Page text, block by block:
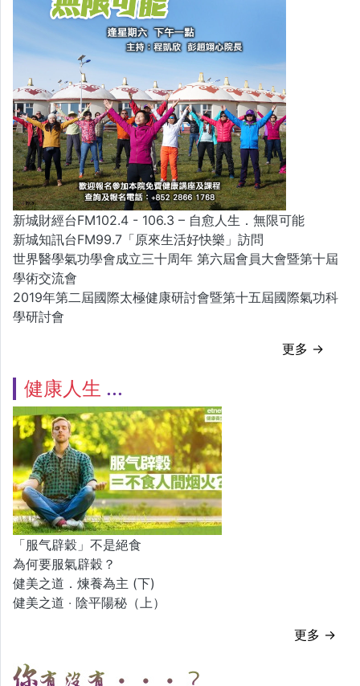
新城財經台FM102.4 - 106.3 – 自愈人生．無限可能
新城知訊台FM99.7「原來生活好快樂」訪問
世界醫學氣功學會成立三十周年 第六屆會員大會暨第十屆
學術交流會
2019年第二屆國際太極健康研討會暨第十五屆國際氣功科
學研討會
更多 →
健康人生
「服气辟穀」不是絕食
為何要服氣辟穀？
健美之道．煉養為主 (下)
健美之道 ‧ 陰平陽秘（上）
更多 →